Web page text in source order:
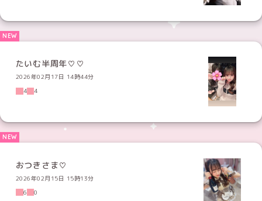
たいむ半周年♡♡
2026年02月17日 14時44分
4
4
おつきさま♡
2026年02月15日 15時13分
6
0